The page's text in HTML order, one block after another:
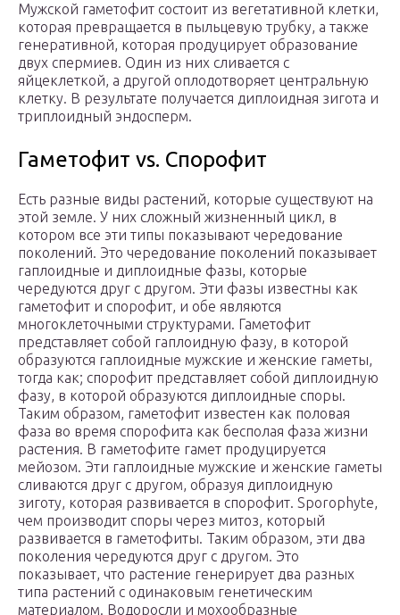
Мужской гаметофит состоит из вегетативной клетки,
которая превращается в пыльцевую трубку, а также
генеративной, которая продуцирует образование
двух спермиев. Один из них сливается с
яйцеклеткой, а другой оплодотворяет центральную
клетку. В результате получается диплоидная зигота и
триплоидный эндосперм.
Гаметофит vs. Спорофит
Есть разные виды растений, которые существуют на
этой земле. У них сложный жизненный цикл, в
котором все эти типы показывают чередование
поколений. Это чередование поколений показывает
гаплоидные и диплоидные фазы, которые
чередуются друг с другом. Эти фазы известны как
гаметофит и спорофит, и обе являются
многоклеточными структурами. Гаметофит
представляет собой гаплоидную фазу, в которой
образуются гаплоидные мужские и женские гаметы,
тогда как; спорофит представляет собой диплоидную
фазу, в которой образуются диплоидные споры.
Таким образом, гаметофит известен как половая
фаза во время спорофита как бесполая фаза жизни
растения. В гаметофите гамет продуцируется
мейозом. Эти гаплоидные мужские и женские гаметы
сливаются друг с другом, образуя диплоидную
зиготу, которая развивается в спорофит. Sporophyte,
чем производит споры через митоз, который
развивается в гаметофиты. Таким образом, эти два
поколения чередуются друг с другом. Это
показывает, что растение генерирует два разных
типа растений с одинаковым генетическим
материалом. Водоросли и мохообразные